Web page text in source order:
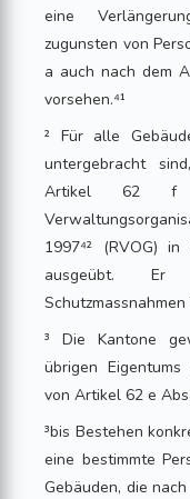
eine
zugunsten von
a auch nach dem
vorsehen.⁴¹
² Für alle
untergebracht
Artikel 62 f
1997⁴² (RVOG)
ausgeübt.
³ Die Kantone
übrigen
von Artikel 62 e
³bis Bestehen
eine bestimmte
Gebäuden, die